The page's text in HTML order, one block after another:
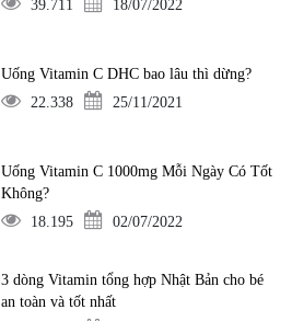
39.711
18/07/2022
Uống Vitamin C DHC bao lâu thì dừng?
22.338
25/11/2021
Uống Vitamin C 1000mg Mỗi Ngày Có Tốt
Không?
18.195
02/07/2022
3 dòng Vitamin tổng hợp Nhật Bản cho bé
an toàn và tốt nhất